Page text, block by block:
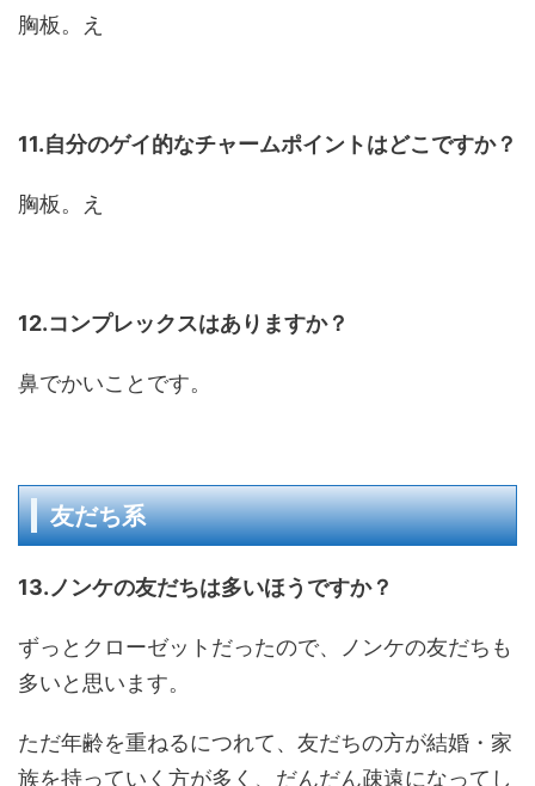
胸板。え
11.自分のゲイ的なチャームポイントはどこですか？
胸板。え
12.コンプレックスはありますか？
鼻でかいことです。
友だち系
13.ノンケの友だちは多いほうですか？
ずっとクローゼットだったので、ノンケの友だちも
多いと思います。
ただ年齢を重ねるにつれて、友だちの方が結婚・家
族を持っていく方が多く、だんだん疎遠になってし